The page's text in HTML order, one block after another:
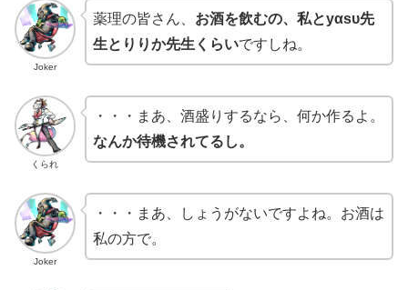
Joker
薬理の皆さん、 お酒を飲むの、私とyαsυ先
生とりりか先生くらいですしね。
くられ
・・・まあ、酒盛りするなら、何か作るよ。
なんか待機されてるし。
Joker
・・・まあ、しょうがないですよね。お酒は
私の方で。